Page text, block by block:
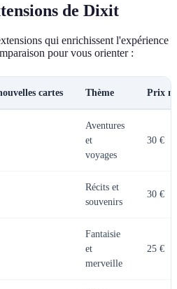
de Dixit
qui enrichissent l'expérience
pour vous orienter :
cartes Thème Prix
Aventures
et
voyages
30 €
Récits et
souvenirs
30 €
Fantaisie
et
merveille
25 €